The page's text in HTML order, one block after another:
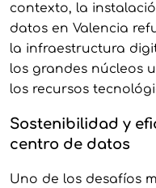
contexto, la
datos en Valencia
la infraestructura
los grandes núcleos
los recursos
Sostenibilidad y
centro de datos
Uno de los desafíos